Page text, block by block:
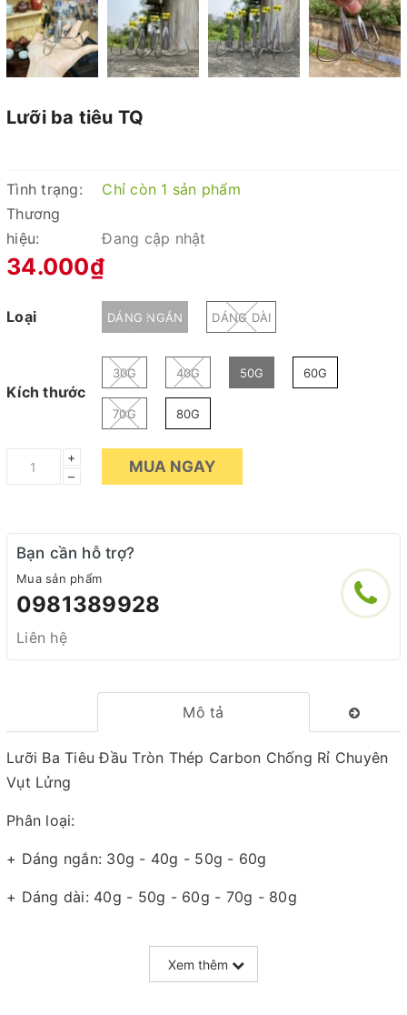
Lưỡi ba tiêu TQ
Tình trạng:
Chỉ còn 1 sản phẩm
Thương
hiệu:
Đang cập nhật
34.000₫
Loại DÁNG NGẮN DÁNG DÀI
Kích thước
30G 40G 50G 60G
70G 80G
+
–
MUA NGAY
Bạn cần hỗ trợ?
Mua sản phẩm
0981389928
Liên hệ
Mô tả
Lưỡi Ba Tiêu Đầu Tròn Thép Carbon Chống Rỉ Chuyên
Vụt Lửng
Phân loại:
+ Dáng ngắn: 30g - 40g - 50g - 60g
+ Dáng dài: 40g - 50g - 60g - 70g - 80g
- Chất liệu thép cacbon: Chất liệu thép cacbon cao
Xem thêm